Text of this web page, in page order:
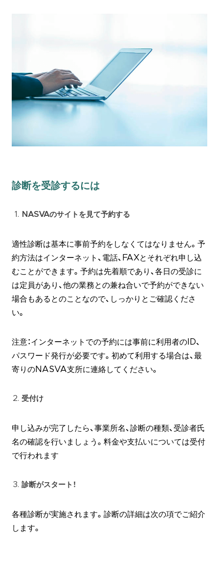
診断を受診するには
NASVAのサイトを見て予約する
適性診断は基本に事前予約をしなくてはなりません。予
約方法はインターネット、電話、FAXとそれぞれ申し込
むことができます。予約は先着順であり、各日の受診に
は定員があり、他の業務との兼ね合いで予約ができない
場合もあるとのことなので、しっかりとご確認くださ
い。
注意：インターネットでの予約には事前に利用者のID、
パスワード発行が必要です。初めて利用する場合は、最
寄りのNASVA支所に連絡してください。
受付け
申し込みが完了したら、事業所名、診断の種類、受診者氏
名の確認を行いましょう。料金や支払いについては受付
で行われます
診断がスタート！
各種診断が実施されます。診断の詳細は次の項でご紹介
します。